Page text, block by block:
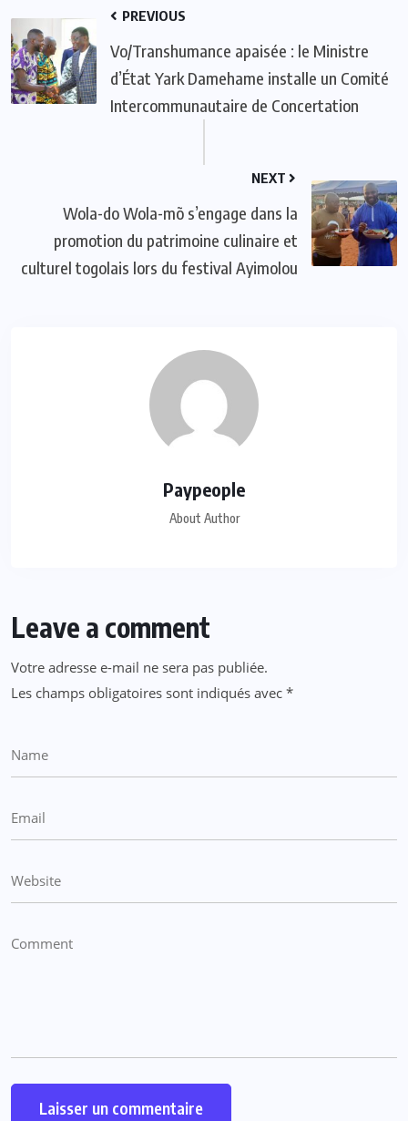
PREVIOUS
Vo/Transhumance apaisée : le Ministre
d’État Yark Damehame installe un Comité
Intercommunautaire de Concertation
NEXT
Wola-do Wola-mõ s’engage dans la
promotion du patrimoine culinaire et
culturel togolais lors du festival Ayimolou
Paypeople
About Author
Leave a comment
Votre adresse e-mail ne sera pas publiée.
Les champs obligatoires sont indiqués avec *